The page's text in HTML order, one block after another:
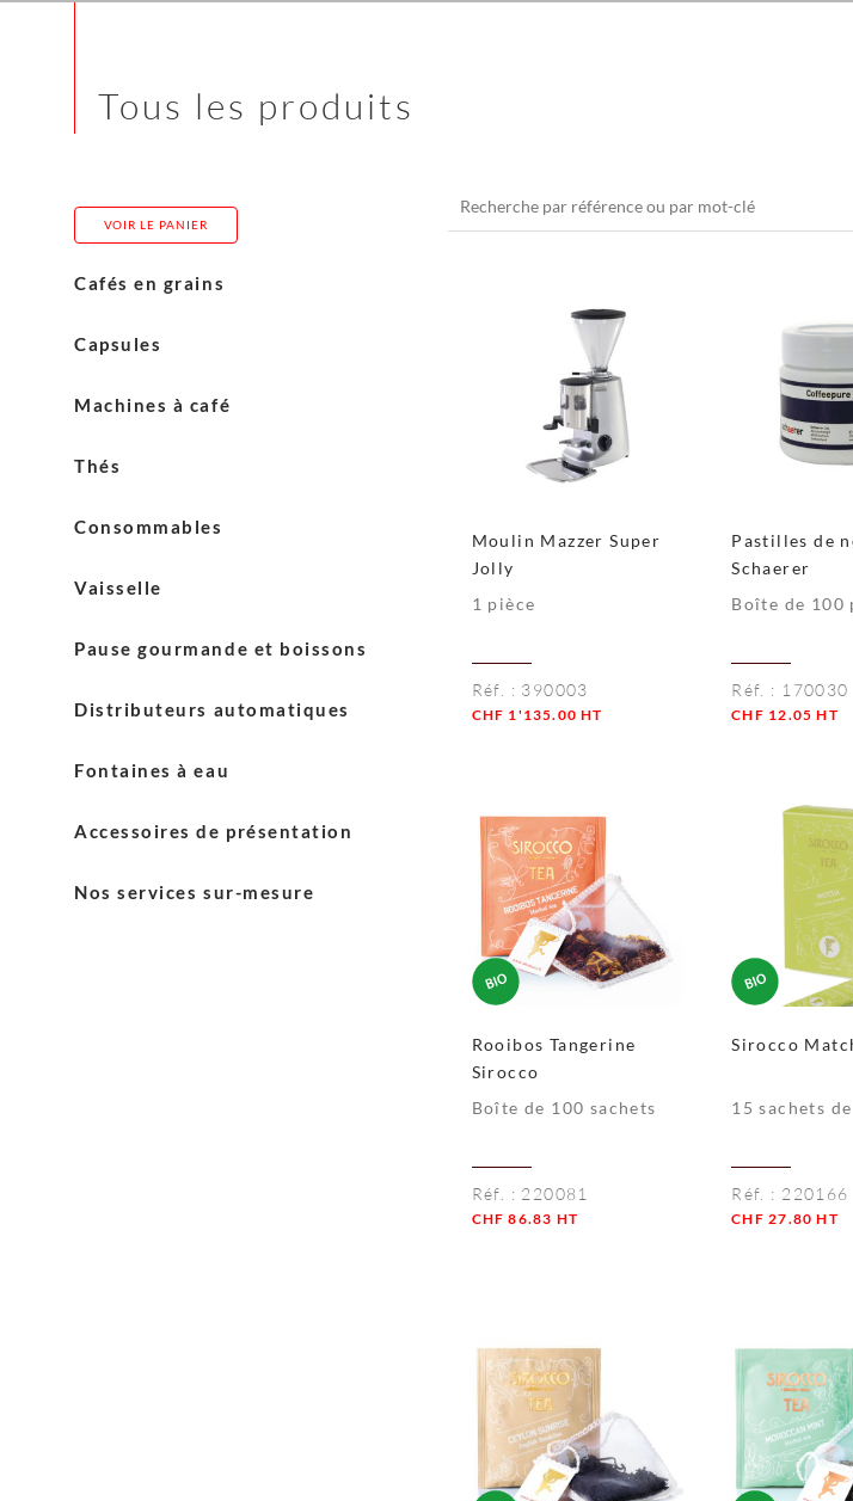
Tous les produits
pour :
Moulin Mazzer Super
Jolly
1 pièce
Réf. : 390003
CHF 1'135.00 HT
Pastilles de
Schaerer
Boîte de 100
Réf. : 170030
CHF 12.05 HT
Rooibos Tangerine
Sirocco
Boîte de 100 sachets
Réf. : 220081
CHF 86.83 HT
Sirocco
15 sachets
Réf. : 220166
CHF 27.80 HT
VOIR LE PANIER
Cafés en grains
Carasso
Capsules
Admir
Machines à café
Machines Jura
Entretien machines
Thés
Consommables
Sucres
Vaisselle
Pause gourmande et boissons
Distributeurs automatiques
Fontaines à eau
Accessoires de présentation
Nos services sur-mesure